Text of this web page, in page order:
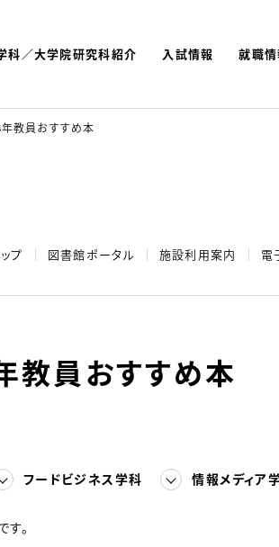
科／大学院研究科紹介 入試情報 就職
よく検索されているキーワ
教員おすすめ本
プ 図書館ポータル 施設利用案内 電
教員おすすめ本
フードビジネス学科 情報メディア
。